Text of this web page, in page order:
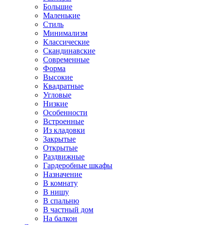
Большие
Маленькие
Стиль
Минимализм
Классические
Скандинавские
Современные
Форма
Высокие
Квадратные
Угловые
Низкие
Особенности
Встроенные
Из кладовки
Закрытые
Открытые
Раздвижные
Гардеробные шкафы
Назначение
В комнату
В нишу
В спальню
В частный дом
На балкон